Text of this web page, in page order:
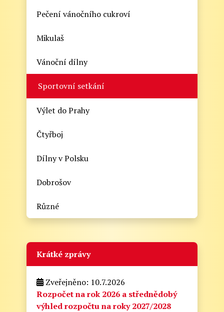
Pečení vánočního cukroví
Mikulaš
Vánoční dílny
Sportovní setkání
Výlet do Prahy
Čtyřboj
Dílny v Polsku
Dobrošov
Různé
Krátké zprávy
Zveřejněno: 10.7.2026
Rozpočet na rok 2026 a střednědobý
výhled rozpočtu na roky 2027/2028